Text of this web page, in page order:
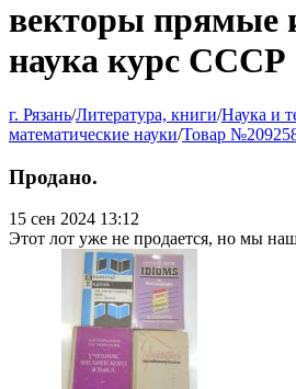
векторы прямые
наука курс СССР
г. Рязань/Литература, книги/Наука и
математические науки/Товар
Продано.
15 сен 2024 13:12
Этот лот уже не продается, но мы